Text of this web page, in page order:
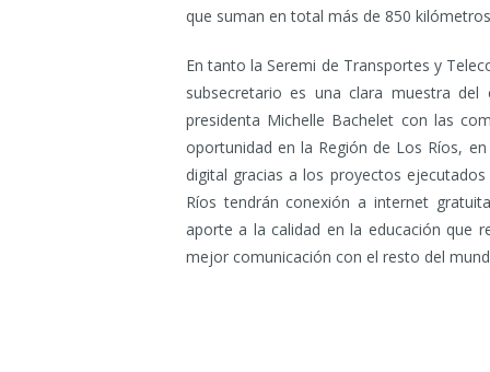
que suman en total más de 850
En tanto la Seremi de Transportes y
subsecretario es una clara muestra
presidenta Michelle Bachelet con las
oportunidad en la Región de Los Ríos,
digital gracias a los proyectos
Ríos tendrán conexión a internet
aporte a la calidad en la educación que
mejor comunicación con el resto del